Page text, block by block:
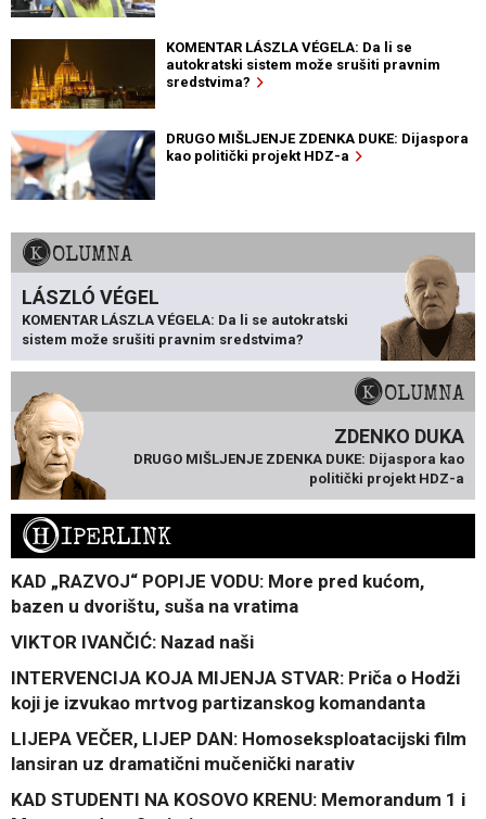
KOMENTAR LÁSZLA VÉGELA: Da li se
autokratski sistem može srušiti pravnim
sredstvima?
DRUGO MIŠLJENJE ZDENKA DUKE: Dijaspora
kao politički projekt HDZ-a
KOLUMNA
LÁSZLÓ VÉGEL
KOMENTAR LÁSZLA VÉGELA: Da li se autokratski
sistem može srušiti pravnim sredstvima?
KOLUMNA
ZDENKO DUKA
DRUGO MIŠLJENJE ZDENKA DUKE: Dijaspora kao
politički projekt HDZ-a
HIPERLINK
KAD „RAZVOJ“ POPIJE VODU: More pred kućom,
bazen u dvorištu, suša na vratima
VIKTOR IVANČIĆ: Nazad naši
INTERVENCIJA KOJA MIJENJA STVAR: Priča o Hodži
koji je izvukao mrtvog partizanskog komandanta
LIJEPA VEČER, LIJEP DAN: Homoseksploatacijski film
lansiran uz dramatični mučenički narativ
KAD STUDENTI NA KOSOVO KRENU: Memorandum 1 i